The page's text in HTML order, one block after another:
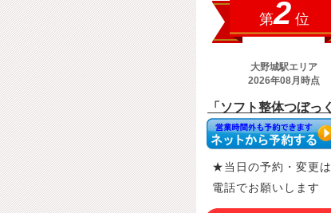
★当日の予約・変更は
電話でお願いします